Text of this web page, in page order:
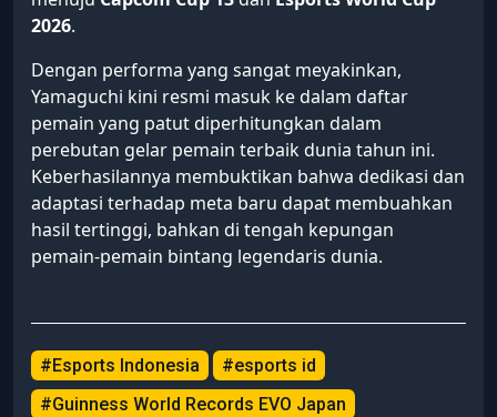
2026.
Dengan performa yang sangat meyakinkan,
Yamaguchi kini resmi masuk ke dalam daftar
pemain yang patut diperhitungkan dalam
perebutan gelar pemain terbaik dunia tahun ini.
Keberhasilannya membuktikan bahwa dedikasi dan
adaptasi terhadap meta baru dapat membuahkan
hasil tertinggi, bahkan di tengah kepungan
pemain-pemain bintang legendaris dunia.
#Esports Indonesia
#esports id
#Guinness World Records EVO Japan